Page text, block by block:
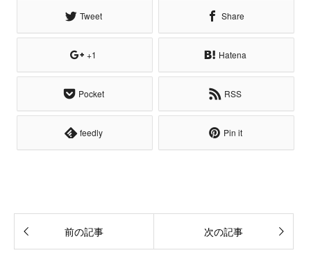
Tweet Share
+1 Hatena
Pocket RSS
feedly Pin it
前の記事 次の記事